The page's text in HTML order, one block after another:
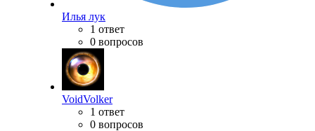
Илья лук
1 ответ
0 вопросов
VoidVolker
1 ответ
0 вопросов